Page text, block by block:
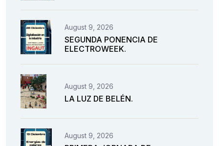
August 9, 2026
SEGUNDA PONENCIA DE
ELECTROWEEK.
August 9, 2026
LA LUZ DE BELÉN.
August 9, 2026